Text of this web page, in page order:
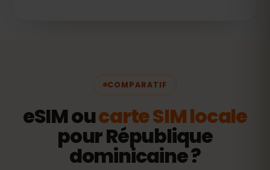
COMPARATIF
eSIM oucarte SIM locale
pour République
dominicaine ?